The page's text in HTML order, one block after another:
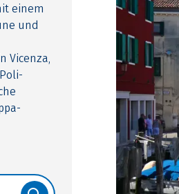
einem
und
Vicenza,